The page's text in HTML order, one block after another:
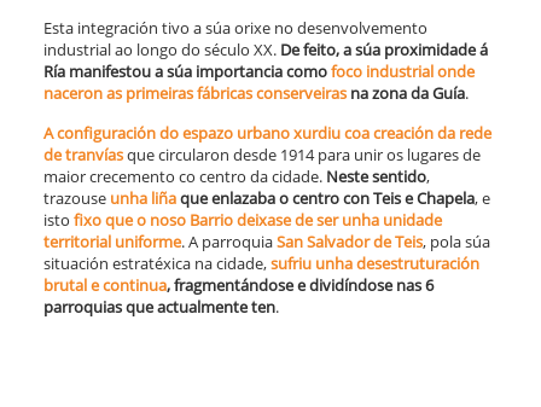
Esta integración tivo a súa orixe no desenvolvemento
industrial ao longo do século XX. De feito, a súa proximidade á
Ría manifestou a súa importancia comofoco industrial onde
naceron as primeiras fábricas conserveiras na zona da Guía.
A configuración do espazo urbano xurdiu coa creación da rede
de tranvíasque circularon desde 1914 para unir os lugares de
maior crecemento co centro da cidade. Neste sentido,
trazouse unha liñaque enlazaba o centro con Teis e Chapela, e
isto fixo que o noso Barrio deixase de ser unha unidade
territorial uniforme. A parroquiaSan Salvador de Teis, pola súa
situación estratéxica na cidade,sufriu unha desestruturación
brutal e continua, fragmentándose e dividíndose nas 6
parroquias que actualmente ten.